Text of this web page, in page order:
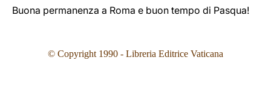
Buona permanenza a Roma e buon tempo di Pasqua!
© Copyright 1990 - Libreria Editrice Vaticana